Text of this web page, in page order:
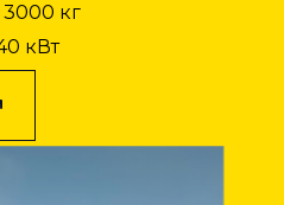
3000 кг
кВт